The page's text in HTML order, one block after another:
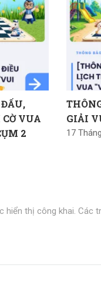
VUA
2
GIẢI
17
hiển thị công khai. Các